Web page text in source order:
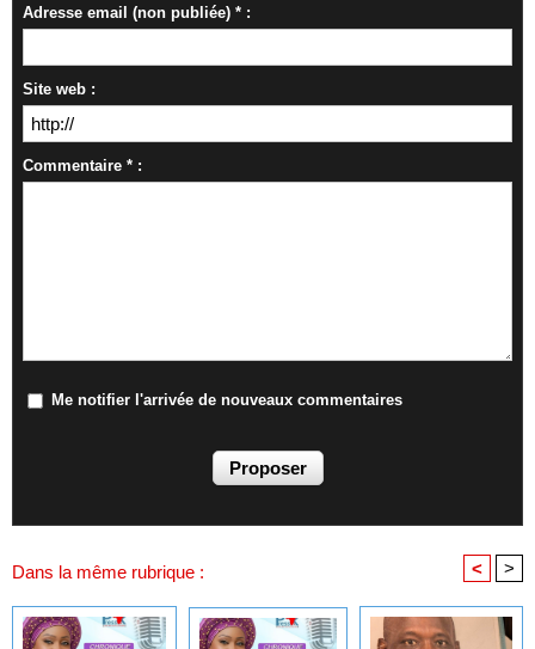
Adresse email (non publiée) * :
Site web :
Commentaire * :
Me notifier l'arrivée de nouveaux commentaires
Dans la même rubrique : < >